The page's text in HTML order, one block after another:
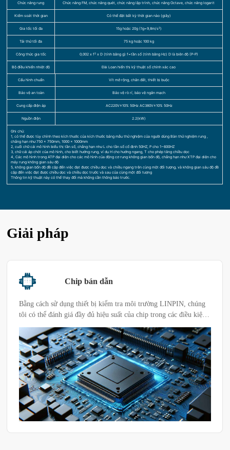
Chức năng rung Chức năng FM, chức năng quét, chức năng lập trình, chức năng Octave, chức năng logarit
Kiểm soát thời gian Có thể đặt bất kỳ thời gian nào (giây)
Gia tốc tối đa 15g hoặc 20g (1g=9,8m/s²)
Tải thử tối đa 75 kg hoặc 100 kg
Công thức gia tốc 0,002 x f² x D (tính bằng g) f=tần số (tính bằng Hz) D là biên độ (P-P)
Bộ điều khiển nhiệt độ Đài Loan hiển thị kỹ thuật số chính xác cao
Cấu hình chuẩn Vít mở rộng, chân đất, thiết bị buộc
Bảo vệ an toàn Bảo vệ rò rỉ, bảo vệ ngắn mạch
Cung cấp điện áp AC220V±10% 50Hz AC380V±10% 50Hz
Nguồn điện 2.2(kW)
Ghi chú:
1, có thể được tùy chỉnh theo kích thước của kích thước bảng mẫu thử nghiệm của người dùng Bàn thử nghiệm rung ,
chẳng hạn như 750 × 750mm, 1000 × 1000mm
2, cuối chữ cái mô hình biểu thị tần số, chẳng hạn như L cho tần số cố định 50HZ, P cho 1~600HZ
3, chữ cái áp chót của mô hình, cho biết hướng rung, ví dụ H cho hướng ngang, T cho phép tăng chiều dọc
4, Các mô hình trong ATP đại diện cho các mô hình của động cơ rung không gian bốn độ, chẳng hạn như XTP đại diện cho
máy rung không gian sáu độ
5, không gian bốn độ đề cập đến việc đạt được chiều dọc và chiều ngang trên cùng một đối tượng, và không gian sáu độ đề
cập đến việc đạt được chiều dọc và chiều dọc trước và sau của cùng một đối tượng
Thông tin kỹ thuật này có thể thay đổi mà không cần thông báo trước.
Giải pháp
Chip bán dẫn
Bằng cách sử dụng thiết bị kiểm tra môi trường LINPIN, chúng
tôi có thể đánh giá đầy đủ hiệu suất của chip trong các điều kiện
động hiệu quả và ổn định trong các ứng dụng thực tế. Nếu có
một sản phẩm cụ thể hoặc nhu cầu thử nghiệm, bạn có thể chọn
chương trình buồng thử nghiệm phù hợp theo tình hình thực tế
của khách hàng.